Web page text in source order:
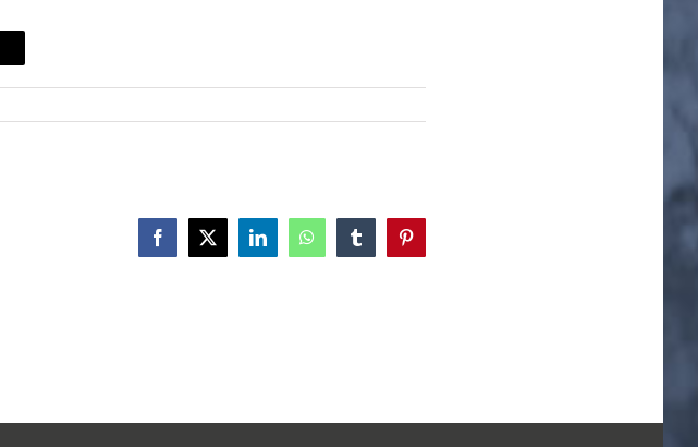
Facebook
X LinkedInWhatsAppTumblrPinterest